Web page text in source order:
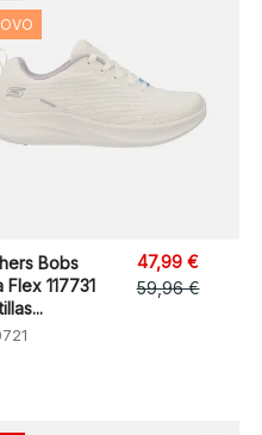
Bobs
Flex 117731
47,99 €
59,96 €